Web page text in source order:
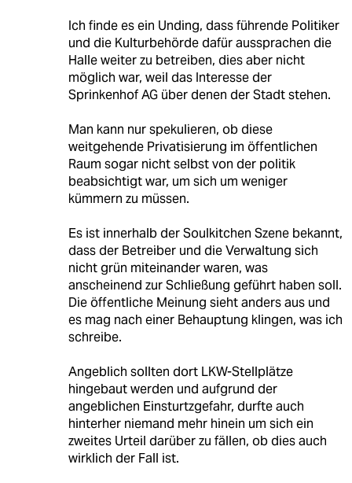
Ich finde es ein Unding, dass führende Politiker
und die Kulturbehörde dafür aussprachen die
Halle weiter zu betreiben, dies aber nicht
möglich war, weil das Interesse der
Sprinkenhof AG über denen der Stadt stehen.
Man kann nur spekulieren, ob diese
weitgehende Privatisierung im öffentlichen
Raum sogar nicht selbst von der politik
beabsichtigt war, um sich um weniger
kümmern zu müssen.
Es ist innerhalb der Soulkitchen Szene bekannt,
dass der Betreiber und die Verwaltung sich
nicht grün miteinander waren, was
anscheinend zur Schließung geführt haben soll.
Die öffentliche Meinung sieht anders aus und
es mag nach einer Behauptung klingen, was ich
schreibe.
Angeblich sollten dort LKW-Stellplätze
hingebaut werden und aufgrund der
angeblichen Einsturtzgefahr, durfte auch
hinterher niemand mehr hinein um sich ein
zweites Urteil darüber zu fällen, ob dies auch
wirklich der Fall ist.